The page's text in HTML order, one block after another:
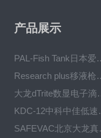
产品展示
PAL-Fish Tank
Research plus
大龙dTrite
KDC-